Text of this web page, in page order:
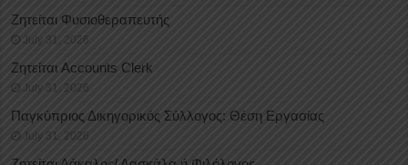
Ζητείται Φυσιοθεραπευτής
July 31, 2026
Ζητείται Accounts Clerk
July 31, 2026
Παγκύπριος Δικηγορικός Σύλλογος: Θέση Εργασίας
July 31, 2026